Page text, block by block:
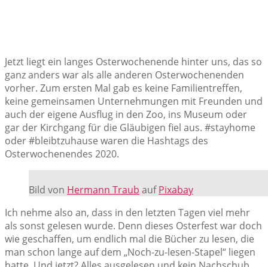
Jetzt liegt ein langes Osterwochenende hinter uns, das so
ganz anders war als alle anderen Osterwochenenden
vorher. Zum ersten Mal gab es keine Familientreffen,
keine gemeinsamen Unternehmungen mit Freunden und
auch der eigene Ausflug in den Zoo, ins Museum oder
gar der Kirchgang für die Gläubigen fiel aus. #stayhome
oder #bleibtzuhause waren die Hashtags des
Osterwochenendes 2020.
Bild von Hermann Traub aufPixabay
Ich nehme also an, dass in den letzten Tagen viel mehr
als sonst gelesen wurde. Denn dieses Osterfest war doch
wie geschaffen, um endlich mal die Bücher zu lesen, die
man schon lange auf dem „Noch-zu-lesen-Stapel“ liegen